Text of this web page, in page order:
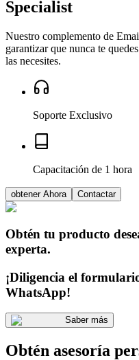
Specialist
Nuestro complemento de
garantizar que nunca te
las necesites.
Soporte Exclusivo
Capacitación de 1 hora
obtener Ahora Contactar
Obtén tu producto
experta.
¡Diligencia el
WhatsApp!
Saber más
Obtén asesoría